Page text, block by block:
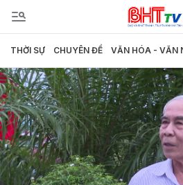
THỜI SỰ CHUYÊN ĐỀ VĂN HÓA - VĂN